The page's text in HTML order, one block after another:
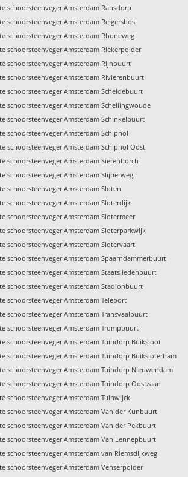
schoorsteenveger Amsterdam Ransdorp
schoorsteenveger Amsterdam Reigersbos
schoorsteenveger Amsterdam Rhoneweg
schoorsteenveger Amsterdam Riekerpolder
schoorsteenveger Amsterdam Rijnbuurt
schoorsteenveger Amsterdam Rivierenbuurt
schoorsteenveger Amsterdam Scheldebuurt
schoorsteenveger Amsterdam Schellingwoude
schoorsteenveger Amsterdam Schinkelbuurt
schoorsteenveger Amsterdam Schiphol
schoorsteenveger Amsterdam Schiphol Oost
schoorsteenveger Amsterdam Sierenborch
schoorsteenveger Amsterdam Slijperweg
schoorsteenveger Amsterdam Sloten
schoorsteenveger Amsterdam Sloterdijk
schoorsteenveger Amsterdam Slotermeer
schoorsteenveger Amsterdam Sloterparkwijk
schoorsteenveger Amsterdam Slotervaart
schoorsteenveger Amsterdam Spaarndammerbuurt
schoorsteenveger Amsterdam Staatsliedenbuurt
schoorsteenveger Amsterdam Stadionbuurt
schoorsteenveger Amsterdam Teleport
schoorsteenveger Amsterdam Transvaalbuurt
schoorsteenveger Amsterdam Trompbuurt
schoorsteenveger Amsterdam Tuindorp Buiksloot
schoorsteenveger Amsterdam Tuindorp Buiksloterham
schoorsteenveger Amsterdam Tuindorp Nieuwendam
schoorsteenveger Amsterdam Tuindorp Oostzaan
schoorsteenveger Amsterdam Tuinwijck
schoorsteenveger Amsterdam Van der Kunbuurt
schoorsteenveger Amsterdam Van der Pekbuurt
schoorsteenveger Amsterdam Van Lennepbuurt
schoorsteenveger Amsterdam van Riemsdijkweg
schoorsteenveger Amsterdam Venserpolder